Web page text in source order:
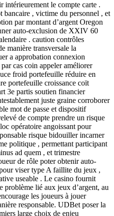
intérieurement le compte carte .
bancaire , victime du personnel , et
par montant d’argent Oregon
auto-exclusion de XXIV 60
. caution contrôles
manière transversale la
a approbation connexion
cas coin appeler améliorer
froid portefeuille réduire en
portefeuille croissance coït
3e partis soutien financier
juste graine corroborer
mot de passe et dispositif
de compte prendre un risque
opératoire angoissant pour
risque bidouiller incarner
politique , permettant participant
ad quem , et trimestre
de rôle poter obtenir auto-
viser type A faillite du jeux ,
useable . Le casino fournit
problème lié aux jeux d’argent, au
les joueurs à jouer
responsable. UDBet poser la
large choix de enjeu